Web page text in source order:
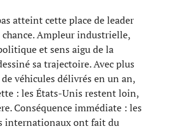
atteint cette place de leader
chance. Ampleur industrielle,
et sens aigu de la
sa trajectoire. Avec plus
véhicules délivrés en un an,
: les États-Unis restent loin,
Conséquence immédiate : les
internationaux ont fait du